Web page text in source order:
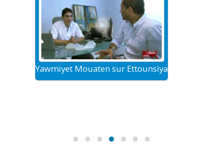
Yawmiyet Mouaten sur Ettounsiya